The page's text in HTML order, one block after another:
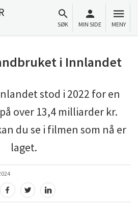
SØK MIN SIDE MENY
i Innlandet
stod i 2022 for en
over 13,4 milliarder kr.
du se i filmen som nå er
laget.
DEL PÅ FACEBOOK
DEL PÅ TWITTER
DEL PÅ LINKEDIN